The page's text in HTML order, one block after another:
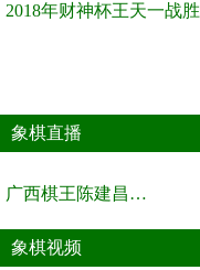
象棋直播
广西棋王陈建昌直播间
象棋视频